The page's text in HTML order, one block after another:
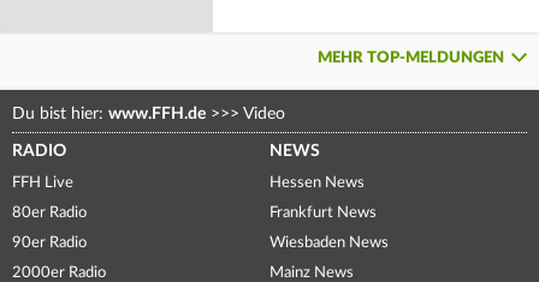
MEHR TOP-MELDUNGEN
Du bist hier: www.FFH.de >>> Video
RADIO
FFH Live
80er Radio
90er Radio
2000er Radio
NEWS
Hessen News
Frankfurt News
Wiesbaden News
Mainz News